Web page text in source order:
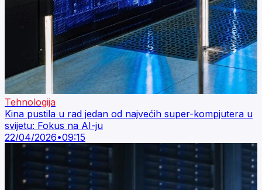
Tehnologija
Kina pustila u rad jedan od najvećih super-kompjutera u
svijetu: Fokus na AI-ju
22/04/2026•09:15